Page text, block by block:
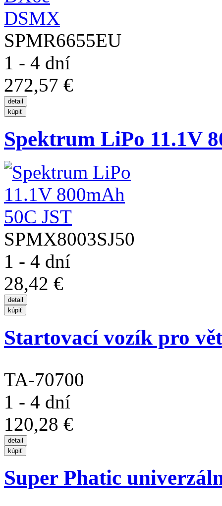
SPMR6655EU
1 - 4 dní
272,57 €
Spektrum LiPo 11.1V
SPMX8003SJ50
1 - 4 dní
28,42 €
Startovací vozík pro
TA-70700
1 - 4 dní
120,28 €
Super Phatic